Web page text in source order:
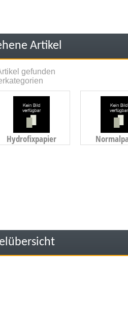
Artikel
gefunden
Hydrofixpapier